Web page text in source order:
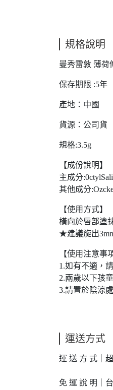
規格說明
曼秀雷敦 薄荷
保存期限 :5年
產地：中國
貨源：公司貨
規格:3.5g
【成份說明】
主成分
其他成分
【使用方式】
橫向於唇部塗
★建議旋出
【使用注意事
1.如有不適，
2.兩歲以下孩
3.請置於陰涼
運送方式
運 送 方 式｜
免 運 說 明｜